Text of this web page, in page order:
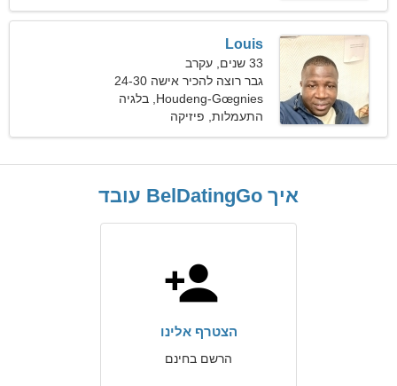
Louis
33 שנים, עקרב
גבר רוצה להכיר אישה 24-30
Houdeng-Gœgnies, בלגיה
התעמלות, פיזיקה
איך BelDatingGo עובד
הצטרף אלינו
הרשם בחינם